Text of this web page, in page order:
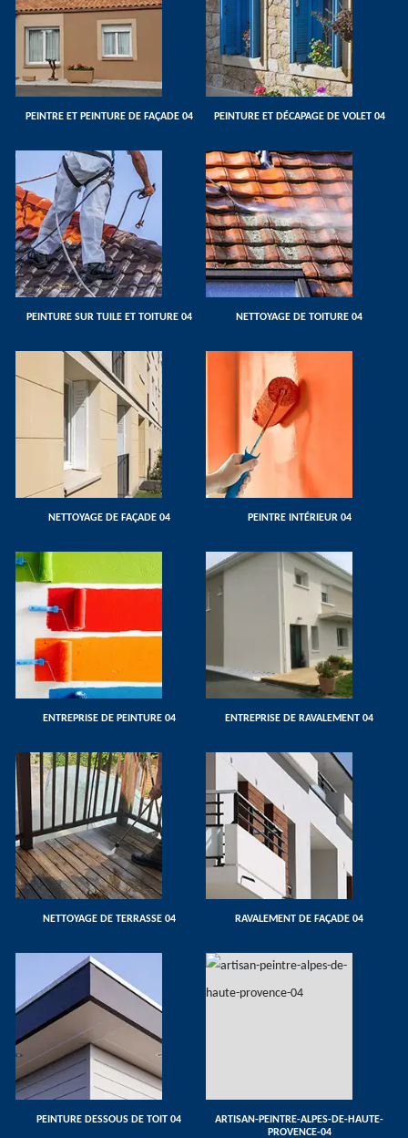
PEINTRE ET PEINTURE DE FAÇADE 04 PEINTURE ET DÉCAPAGE DE VOLET 04
PEINTURE SUR TUILE ET TOITURE 04 NETTOYAGE DE TOITURE 04
NETTOYAGE DE FAÇADE 04 PEINTRE INTÉRIEUR 04
ENTREPRISE DE PEINTURE 04 ENTREPRISE DE RAVALEMENT 04
NETTOYAGE DE TERRASSE 04 RAVALEMENT DE FAÇADE 04
PEINTURE DESSOUS DE TOIT 04
ARTISAN-PEINTRE-ALPES-DE-HAUTE-
PROVENCE-04